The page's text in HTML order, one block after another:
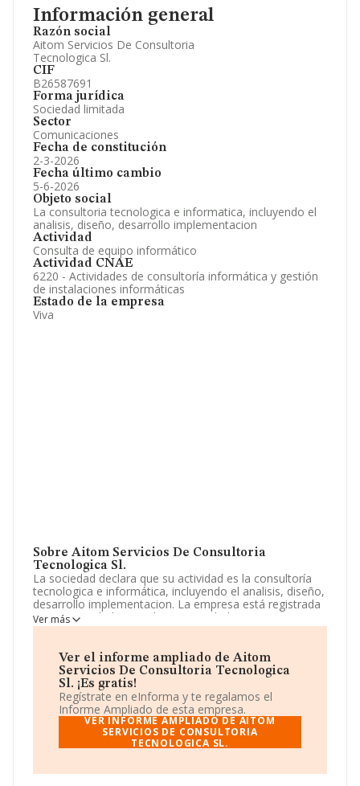
Información general
Razón social
Aitom Servicios De Consultoria
Tecnologica Sl.
CIF
B26587691
Forma jurídica
Sociedad limitada
Sector
Comunicaciones
Fecha de constitución
2-3-2026
Fecha último cambio
5-6-2026
Objeto social
La consultoria tecnologica e informatica, incluyendo el
analisis, diseño, desarrollo implementacion
Actividad
Consulta de equipo informático
Actividad CNAE
6220 - Actividades de consultoría informática y gestión
de instalaciones informáticas
Estado de la empresa
Viva
Sobre Aitom Servicios De Consultoria
Tecnologica Sl.
La sociedad declara que su actividad es la consultoría
tecnologica e informática, incluyendo el analisis, diseño,
desarrollo implementacion. La empresa está registrada
como Sociedad Limitada. Su actividad CNAE es
'%cnae%' con código 6220. La sociedad no tiene
La empresaAitom Servicios de Consultoría
Tecnologica S.L, NIF B26587691, está situada en Calle
Edgar Neville núm. 6 Esc 7, Plt 00, Puert, (28020),
Madrid, Madrid.
Con los datos a disposición de INFORMA sobre 25.469
empresas pertenecientes al sector, a nivel nacional la
calcula un promedio de facturación de 762 mil euros
Ver más
Ver el informe ampliado de Aitom
Servicios De Consultoria Tecnologica
Sl. ¡Es gratis!
Regístrate en eInforma y te regalamos el
Informe Ampliado de esta empresa.
VER INFORME AMPLIADO DE AITOM
SERVICIOS DE CONSULTORIA
TECNOLOGICA SL.
Información oficial y registral complementaria.